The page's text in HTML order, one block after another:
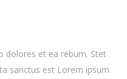
dolores et ea rebum. Stet
sanctus est Lorem ipsum